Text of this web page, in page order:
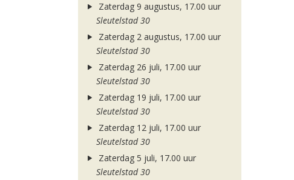
Zaterdag 9 augustus, 17.00 uur
Sleutelstad 30
Zaterdag 2 augustus, 17.00 uur
Sleutelstad 30
Zaterdag 26 juli, 17.00 uur
Sleutelstad 30
Zaterdag 19 juli, 17.00 uur
Sleutelstad 30
Zaterdag 12 juli, 17.00 uur
Sleutelstad 30
Zaterdag 5 juli, 17.00 uur
Sleutelstad 30